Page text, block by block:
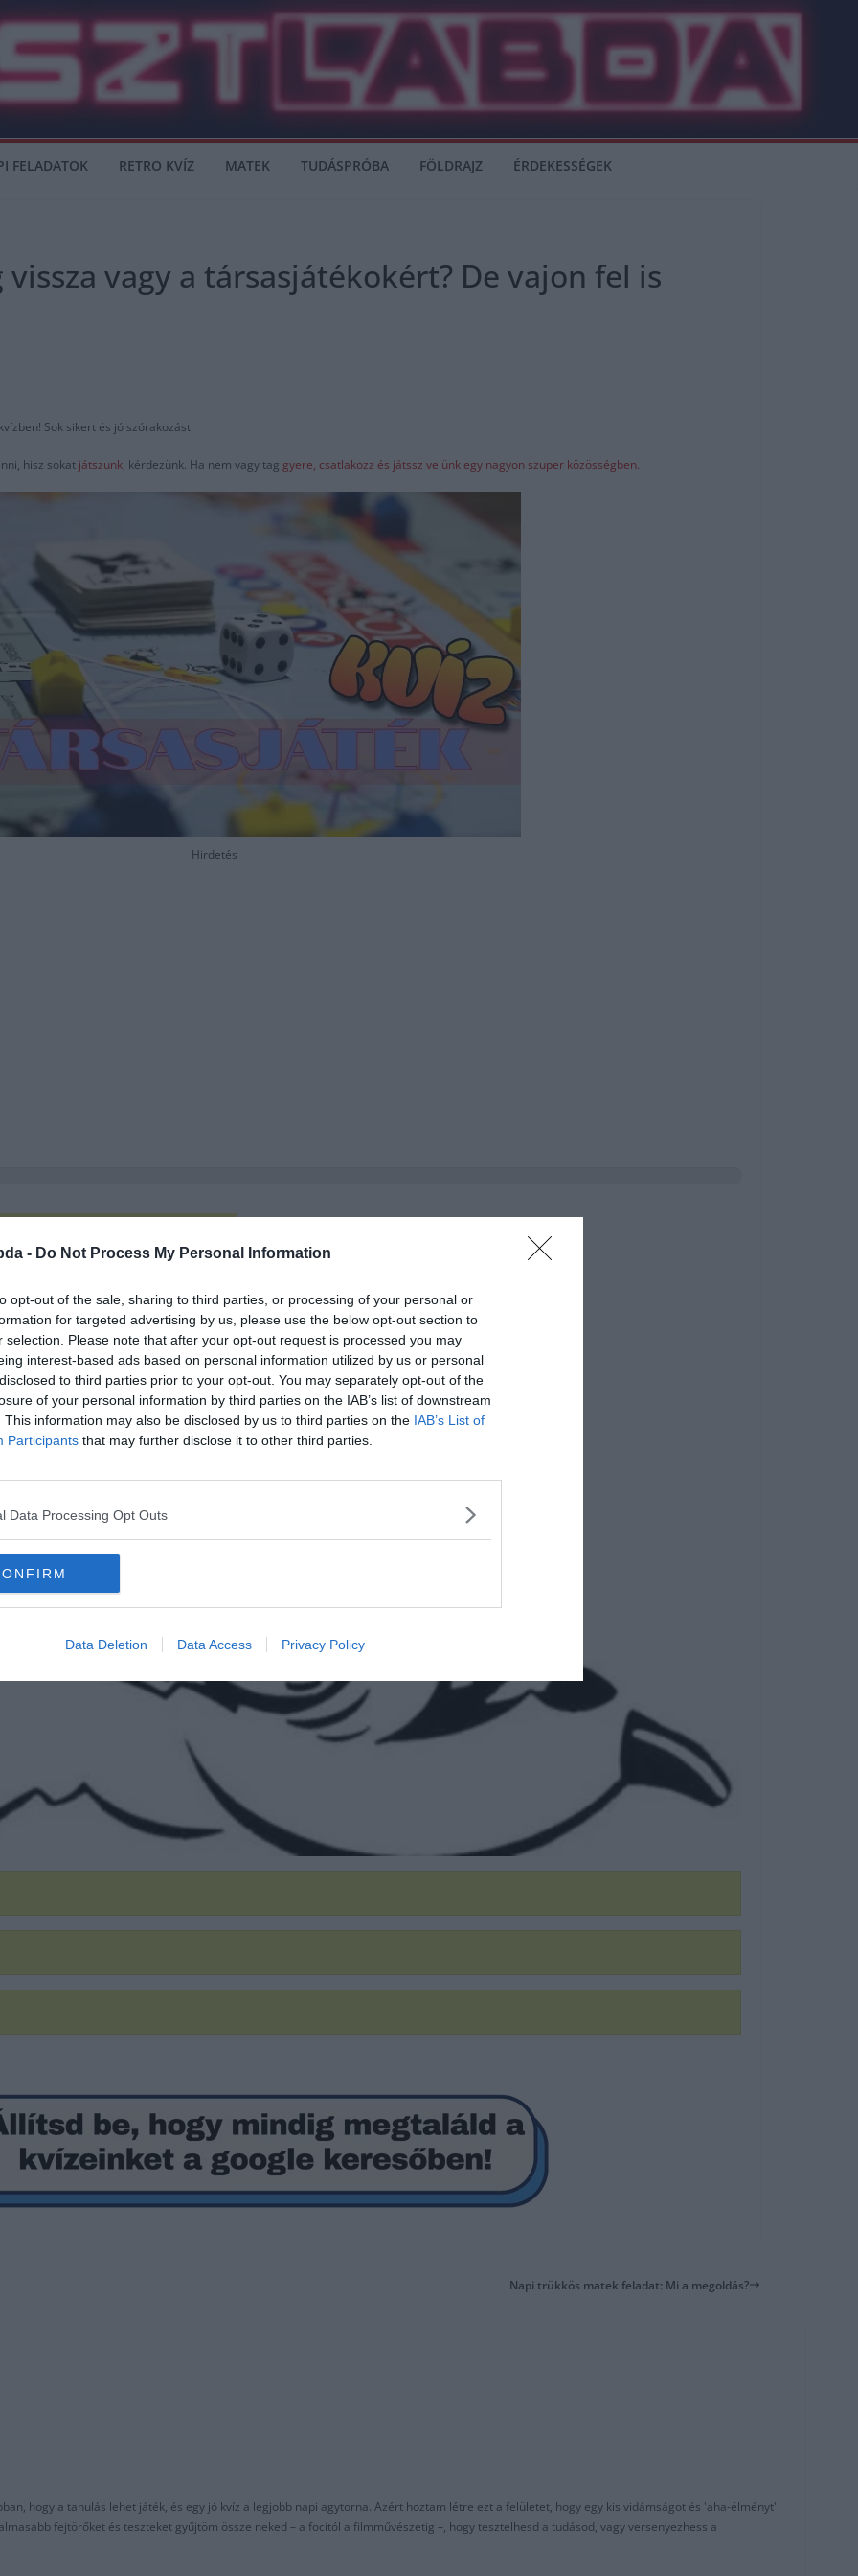
- Do Not Process My Personal Information
opt-out of the sale, sharing to third parties, or processing of your personal or
for targeted advertising by us, please use the below opt-out section to
selection. Please note that after your opt-out request is processed you may
interest-based ads based on personal information utilized by us or personal
to third parties prior to your opt-out. You may separately opt-out of the
of your personal information by third parties on the IAB’s list of downstream
This information may also be disclosed by us to third parties on the IAB’s List of
Participants that may further disclose it to other third parties.
Data Processing Opt Outs
Data Deletion Data Access Privacy Policy
FELADATOK RETRO KVÍZ MATEK TUDÁSPRÓBA FÖLDRAJZ ÉRDEKESSÉGEK
vagy a társasjátékokért? De vajon fel is
Sok sikert és jó szórakozást.
hisz sokat játszunk, kérdezünk. Ha nem vagy tag gyere, csatlakozz és játssz velünk egy nagyon szuper közösségben.
Hirdetés
ez a fickó?
Napi trükkös matek feladat: Mi a megoldás?
hogy a tanulás lehet játék, és egy jó kvíz a legjobb napi agytorna. Azért hoztam létre ezt a felületet, hogy egy kis vidámságot és 'aha-élményt'
fejtörőket és teszteket gyűjtöm össze neked – a focitól a filmművészetig –, hogy tesztelhesd a tudásod, vagy versenyezhess a